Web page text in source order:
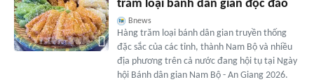
trăm loại bánh dân gian độc đáo
Bnews
Hàng trăm loại bánh dân gian truyền thống
đặc sắc của các tỉnh, thành Nam Bộ và nhiều
địa phương trên cả nước đang hội tụ tại Ngày
hội Bánh dân gian Nam Bộ - An Giang 2026.